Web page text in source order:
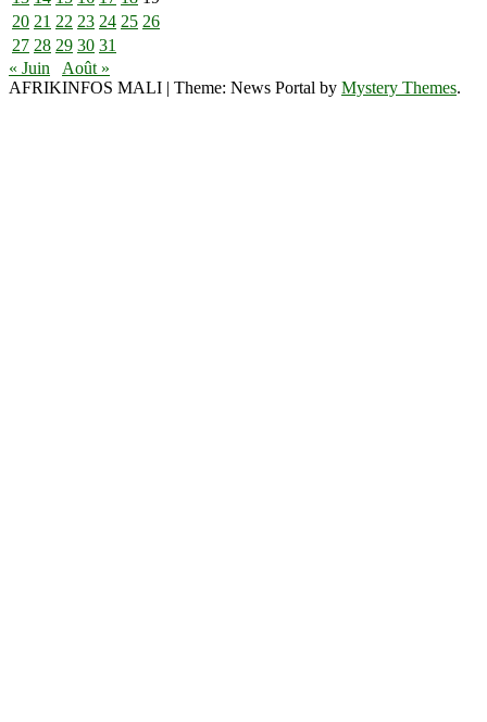
20 21 22 23 24 25 26
27 28 29 30 31
« Juin
Août »
AFRIKINFOS MALI | Theme: News Portal by Mystery Themes.